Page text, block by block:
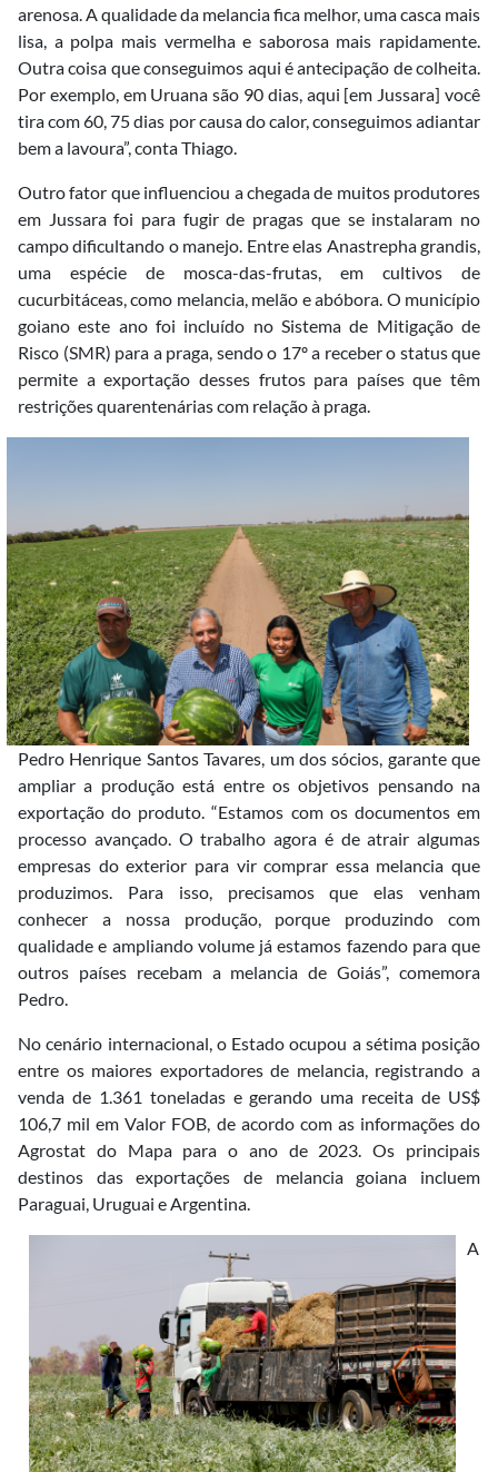
arenosa. A qualidade da melancia fica melhor, uma casca mais
lisa, a polpa mais vermelha e saborosa mais rapidamente.
Outra coisa que conseguimos aqui é antecipação de colheita.
Por exemplo, em Uruana são 90 dias, aqui [em Jussara] você
tira com 60, 75 dias por causa do calor, conseguimos adiantar
bem a lavoura”, conta Thiago.
Outro fator que influenciou a chegada de muitos produtores
em Jussara foi para fugir de pragas que se instalaram no
campo dificultando o manejo. Entre elas Anastrepha grandis,
uma espécie de mosca-das-frutas, em cultivos de
cucurbitáceas, como melancia, melão e abóbora. O município
goiano este ano foi incluído no Sistema de Mitigação de
Risco (SMR) para a praga, sendo o 17º a receber o status que
permite a exportação desses frutos para países que têm
restrições quarentenárias com relação à praga.
Pedro Henrique Santos Tavares, um dos sócios, garante que
ampliar a produção está entre os objetivos pensando na
exportação do produto. “Estamos com os documentos em
processo avançado. O trabalho agora é de atrair algumas
empresas do exterior para vir comprar essa melancia que
produzimos. Para isso, precisamos que elas venham
conhecer a nossa produção, porque produzindo com
qualidade e ampliando volume já estamos fazendo para que
outros países recebam a melancia de Goiás”, comemora
Pedro.
No cenário internacional, o Estado ocupou a sétima posição
entre os maiores exportadores de melancia, registrando a
venda de 1.361 toneladas e gerando uma receita de US$
106,7 mil em Valor FOB, de acordo com as informações do
Agrostat do Mapa para o ano de 2023. Os principais
destinos das exportações de melancia goiana incluem
Paraguai, Uruguai e Argentina.
A